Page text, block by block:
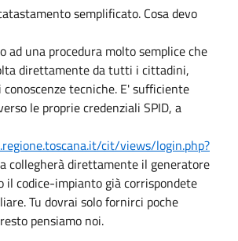
semplificato. Cosa devo
ad una procedura molto semplice che
direttamente da tutti i cittadini,
conoscenze tecniche. E' sufficiente
le proprie credenziali SPID, a
cit/views/login.php?
collegherà direttamente il generatore
il codice-impianto già corrispondete
Tu dovrai solo fornirci poche
pensiamo noi.